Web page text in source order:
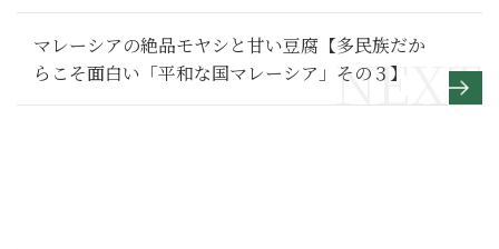
マレーシアの絶品モヤシと甘い豆腐【多民族だか
らこそ面白い「平和な国マレーシア」その３】